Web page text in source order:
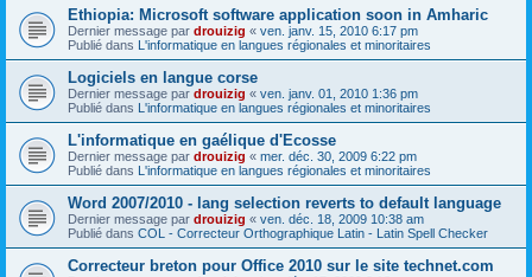
Ethiopia: Microsoft software application soon in Amharic
Dernier message par drouizig « ven. janv. 15, 2010 6:17 pm
Publié dans L'informatique en langues régionales et minoritaires
Logiciels en langue corse
Dernier message par drouizig « ven. janv. 01, 2010 1:36 pm
Publié dans L'informatique en langues régionales et minoritaires
L'informatique en gaélique d'Ecosse
Dernier message par drouizig « mer. déc. 30, 2009 6:22 pm
Publié dans L'informatique en langues régionales et minoritaires
Word 2007/2010 - lang selection reverts to default language
Dernier message par drouizig « ven. déc. 18, 2009 10:38 am
Publié dans COL - Correcteur Orthographique Latin - Latin Spell Checker
Correcteur breton pour Office 2010 sur le site technet.com